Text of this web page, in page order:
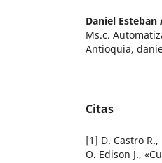
Daniel Esteban
Ms.c.
Antioquia,
Citas
[1] D. Castro R.,
O. Edison J.,